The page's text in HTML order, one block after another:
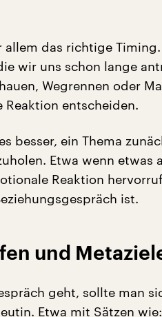
das richtige
wir uns schon lange
Wegrennen oder
Reaktion entscheiden.
besser, ein Thema
Etwa wenn etwas
Reaktion
ist.
und
geht, sollte man
Etwa mit Sätzen